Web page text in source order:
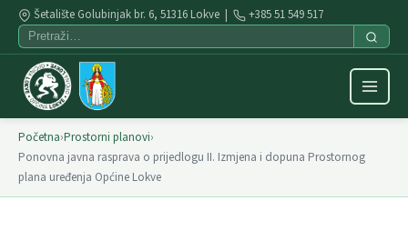
Šetalište Golubinjak br. 6, 51316 Lokve | +385 51 549 517
Početna›Prostorni planovi›
Ponovna javna rasprava o prijedlogu II. Izmjena i dopuna Prostornog
plana uređenja Općine Lokve